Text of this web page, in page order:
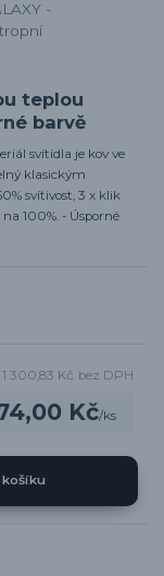
teplou
barvě
svítidla je kov ve
klasickým
svítivost, 3 x klik
100%. - Úsporné
Kč/ks
1 300,83 Kč bez DPH